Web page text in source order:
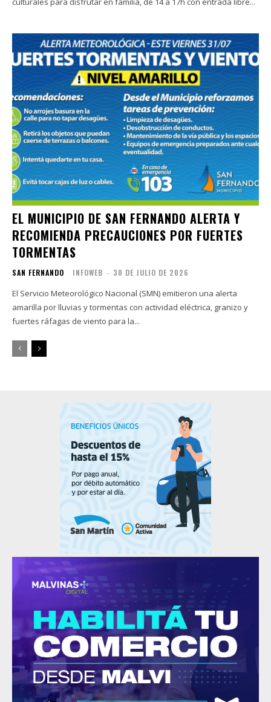
EL MUNICIPIO DE SAN FERNANDO ALERTA Y
RECOMIENDA PRECAUCIONES POR FUERTES
TORMENTAS
SAN FERNANDO INFOWEB - 30 DE JULIO DE 2026
El Servicio Meteorológico Nacional (SMN) emitieron una alerta
amarilla por lluvias y tormentas con actividad eléctrica, granizo y
fuertes ráfagas de viento para la...